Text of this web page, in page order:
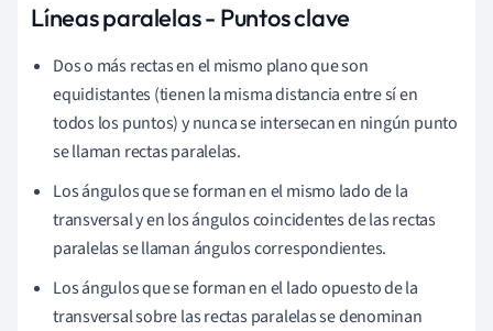
Líneas paralelas - Puntos clave
Dos o más rectas en el mismo plano que son
equidistantes (tienen la misma distancia entre sí en
todos los puntos) y nunca se intersecan en ningún punto
se llaman rectas paralelas.
Los ángulos que se forman en el mismo lado de la
transversal y en los ángulos coincidentes de las rectas
paralelas se llaman ángulos correspondientes.
Los ángulos que se forman en el lado opuesto de la
transversal sobre las rectas paralelas se denominan